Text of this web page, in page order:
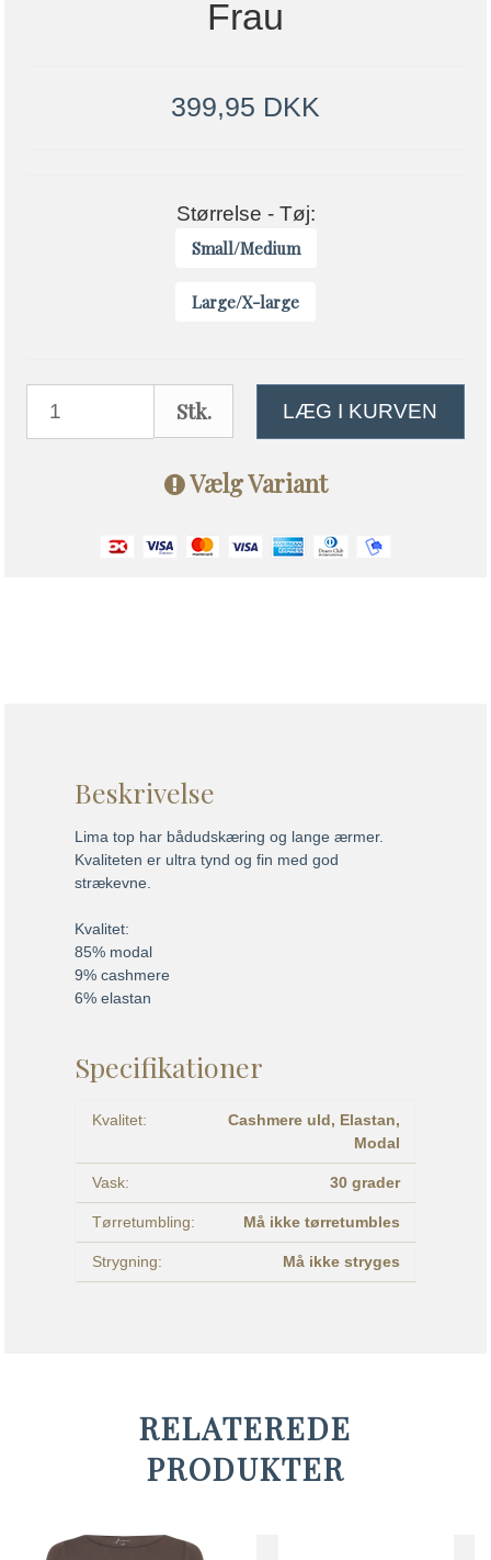
Frau
399,95 DKK
Størrelse - Tøj:
Small/Medium
Large/X-large
Stk. LÆG I KURVEN
Vælg Variant
Beskrivelse
Lima top har bådudskæring og lange ærmer.
Kvaliteten er ultra tynd og fin med god
strækevne.
Kvalitet:
85% modal
9% cashmere
6% elastan
Specifikationer
Kvalitet: Cashmere uld, Elastan,
Modal
Vask: 30 grader
Tørretumbling: Må ikke tørretumbles
Strygning: Må ikke stryges
RELATEREDE
PRODUKTER